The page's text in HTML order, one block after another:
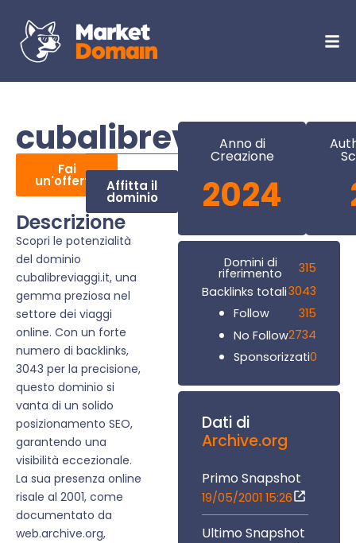
cubalibreviaggi.it
Fai
un'offerta Affitta il
dominio
Descrizione
Scopri le potenzialità
del dominio
cubalibreviaggi.it, una
gemma preziosa nel
settore dei viaggi
online. Con un forte
numero di backlinks,
3043 per la precisione,
questo dominio si
vanta di un solido
posizionamento SEO,
garantendo una
visibilità eccezionale.
La sua presenza online
risale al 2001, come
documentato da
web.archive.org,
Anno di
Creazione
2024
Domini di
riferimento
315
Backlinks totali3043
Follow
315
No Follow2734
Sponsorizzati0
Dati di
Archive.org
Primo Snapshot
19/05/2001 15:26
Ultimo Snapshot